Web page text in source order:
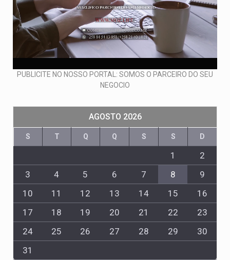
PUBLICITE NO NOSSO PORTAL: SOMOS O PARCEIRO DO SEU
NEGOCIO
AGOSTO 2026
S T Q Q S S D
1
2
3
4 5 6 7 8
9
10
11 12 13 14 15
16
17
18 19 20 21 22
23
24
25 26 27 28 29
30
31